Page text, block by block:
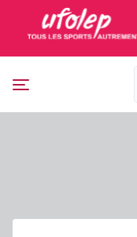
manifestations
Panneau de gestion des